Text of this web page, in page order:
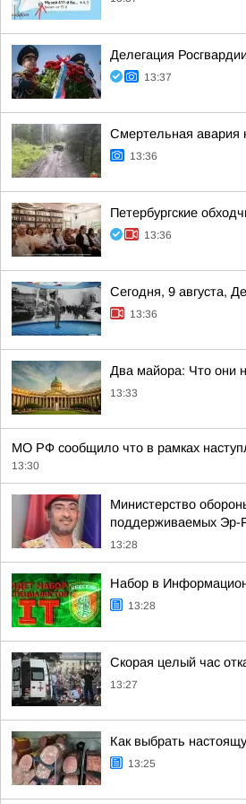
Делегация
13:37
Смертельная авария
13:36
Петербургские
13:36
Сегодня, 9 августа,
13:36
Два майора: Что они
13:33
МО РФ сообщило что в рамках
13:30
Министерство
поддерживаемых Эр-
13:28
Набор в
13:28
Скорая целый час
13:27
Как выбрать
13:25